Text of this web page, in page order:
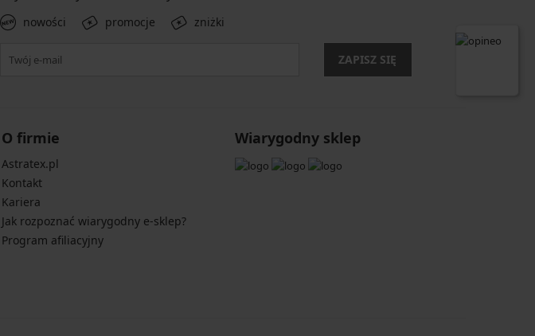
nowości promocje zniżki
ZAPISZ SIĘ
O firmie
Astratex.pl
Kontakt
Kariera
Jak rozpoznać wiarygodny e-sklep?
Program afiliacyjny
Wiarygodny sklep